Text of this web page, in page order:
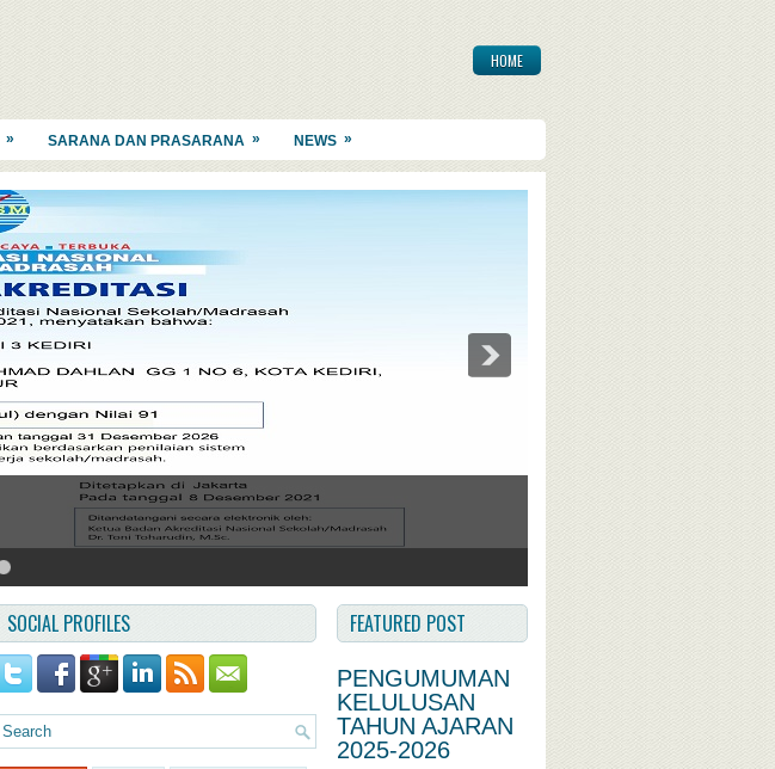
HOME
» SARANA DAN PRASARANA » NEWS »
SOCIAL PROFILES FEATURED POST
PENGUMUMAN
KELULUSAN
TAHUN AJARAN
2025-2026